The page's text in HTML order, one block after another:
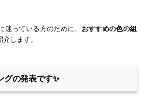
迷っている方のために、 おすすめの色の組
介します。
グの発表です✨